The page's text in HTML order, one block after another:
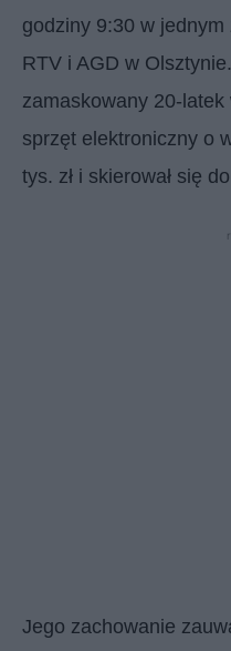
godziny 9:30 w
RTV i AGD w
zamaskowany 20-latek
sprzęt elektroniczny o
tys. zł i skierował się
Jego zachowanie